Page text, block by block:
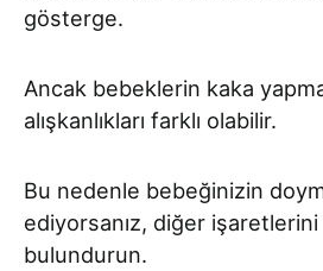
gösterge.
Ancak bebeklerin kaka yapma
alışkanlıkları farklı olabilir.
Bu nedenle bebeğinizin
ediyorsanız, diğer
bulundurun.